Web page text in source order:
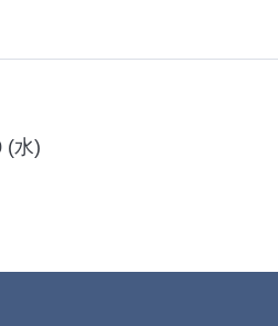
(水)